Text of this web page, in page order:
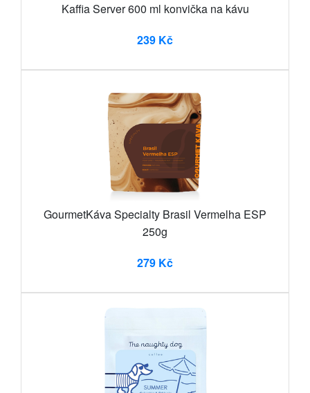
Kaffia Server 600 ml konvička na kávu
239 Kč
GourmetKáva Specialty Brasil Vermelha ESP
250g
279 Kč